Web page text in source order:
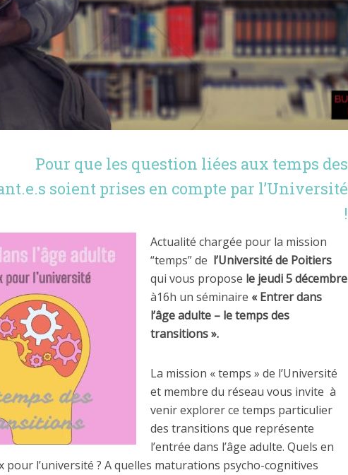
Pour que les question liées aux temps des
soient prises en compte par l’Université
!
Actualité chargée pour la mission
“temps” de l’Université de Poitiers
qui vous propose le jeudi 5 décembre
à16h un séminaire « Entrer dans
l’âge adulte – le temps des
transitions ».
La mission « temps » de l’Université
et membre du réseau vous invite à
venir explorer ce temps particulier
des transitions que représente
l’entrée dans l’âge adulte. Quels en
pour l’université ? A quelles maturations psycho-cognitives